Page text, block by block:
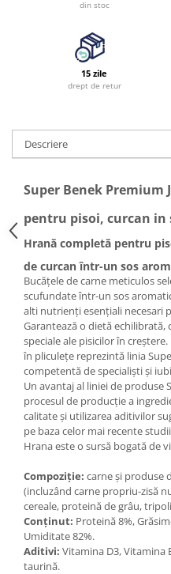
din stoc
15 zile
drept de retur
Descriere
Super Benek Premium
pentru pisoi, curcan in
Hrană completă pentru
de curcan într-un sos
Bucățele de carne meticulos
scufundate într-un sos
alti nutrienți esențiali necesari
Garantează o dietă echilibrată,
speciale ale pisicilor în
în pliculețe reprezintă linia
competentă de specialiști și
Un avantaj al liniei de produse
procesul de producție a
calitate și utilizarea aditivilor
pe baza celor mai recente
Hrana este o sursă bogată de
Compoziție: carne și produse
(incluzând carne propriu-zisă
cereale, proteină de grâu,
Conținut: Proteină 8%,
Umiditate 82%.
Aditivi: Vitamina D3, Vitamina
taurină.